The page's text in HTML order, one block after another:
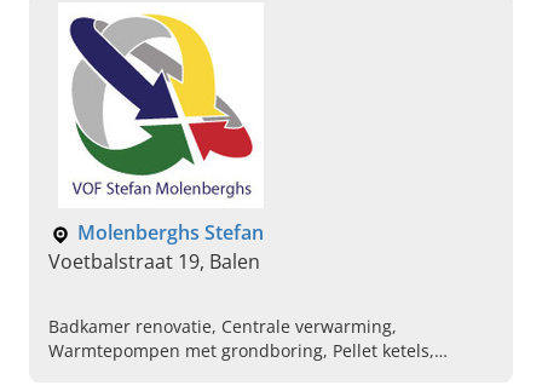
op gas, Herstel van condensatieketels op gas
Molenberghs Stefan
Voetbalstraat 19, Balen
Badkamer renovatie, Centrale verwarming,
Warmtepompen met grondboring, Pellet ketels,